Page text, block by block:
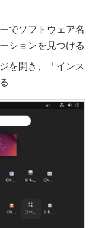
でソフトウェア名
ションを見つける
を開き、「インス